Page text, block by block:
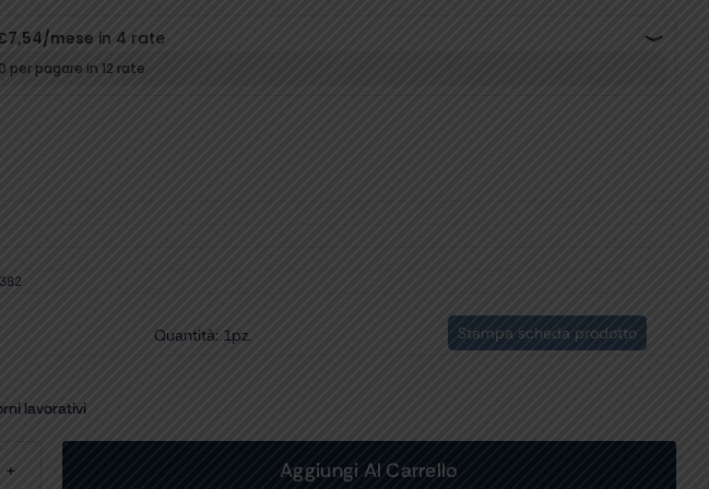
Quantità: 1pz. Stampa scheda prodotto
lavorativi
Aggiungi Al Carrello